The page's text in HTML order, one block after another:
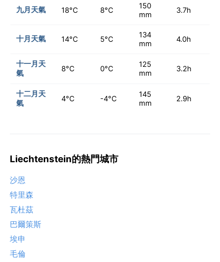
九月天氣 18°C 8°C
150
mm
3.7h
十月天氣 14°C 5°C
134
mm
4.0h
十一月天
氣
8°C 0°C
125
mm
3.2h
十二月天
氣
4°C -4°C
145
mm
2.9h
Liechtenstein的熱門城市
沙恩
特里森
瓦杜茲
巴爾策斯
埃申
毛倫